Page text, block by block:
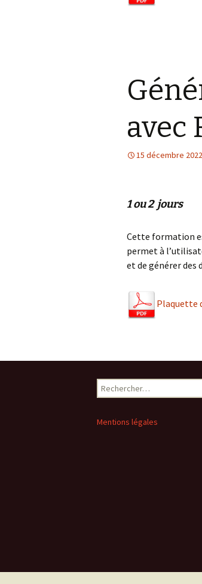
avec
15 décembre 2022
1 ou 2 jours
Cette formation
permet à
et de générer des
Plaquette
Rechercher :
Mentions légales